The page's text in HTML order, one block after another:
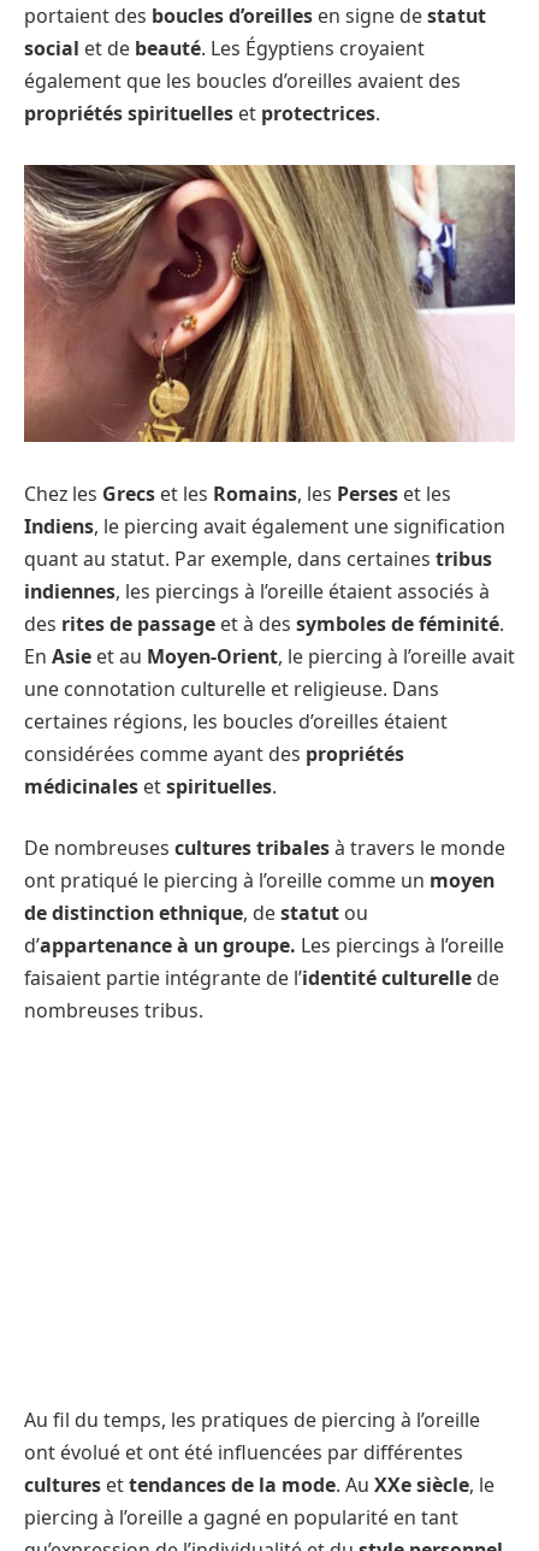
portaient des boucles d’oreilles en signe destatut
social et de beauté. Les Égyptiens croyaient
également que les boucles d’oreilles avaient des
propriétés spirituelles et protectrices.
Chez les Grecs et les Romains, les Perses et les
Indiens, le piercing avait également une signification
quant au statut. Par exemple, dans certaines tribus
indiennes, les piercings à l’oreille étaient associés à
des rites de passage et à des symboles de féminité.
En Asie et au Moyen-Orient, le piercing à l’oreille avait
une connotation culturelle et religieuse. Dans
certaines régions, les boucles d’oreilles étaient
considérées comme ayant des propriétés
médicinales etspirituelles.
De nombreuses cultures tribalesà travers le monde
ont pratiqué le piercing à l’oreille comme un moyen
de distinction ethnique, destatut ou
d’appartenance à un groupe. Les piercings à l’oreille
faisaient partie intégrante de l’identité culturelle de
nombreuses tribus.
Au fil du temps, les pratiques de piercing à l’oreille
ont évolué et ont été influencées par différentes
cultures ettendances de la mode. Au XXe siècle, le
piercing à l’oreille a gagné en popularité en tant